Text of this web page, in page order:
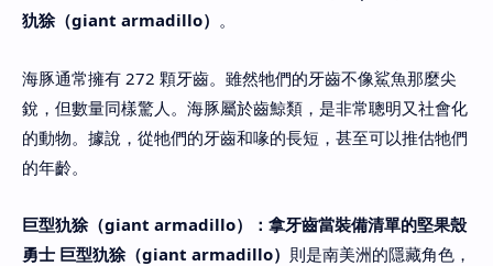
犰狳（giant armadillo） 。
海豚通常擁有 272 顆牙齒。雖然牠們的牙齒不像鯊魚那麼尖
銳，但數量同樣驚人。海豚屬於齒鯨類，是非常聰明又社會化
的動物。據說，從牠們的牙齒和喙的長短，甚至可以推估牠們
的年齡。
巨型犰狳（giant armadillo）：拿牙齒當裝備清單的堅果殼
勇士 巨型犰狳（giant armadillo） 則是南美洲的隱藏角色，